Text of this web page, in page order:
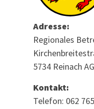
Adresse:
Regionales
5734 Reinach AG
Kontakt:
Telefon: 062